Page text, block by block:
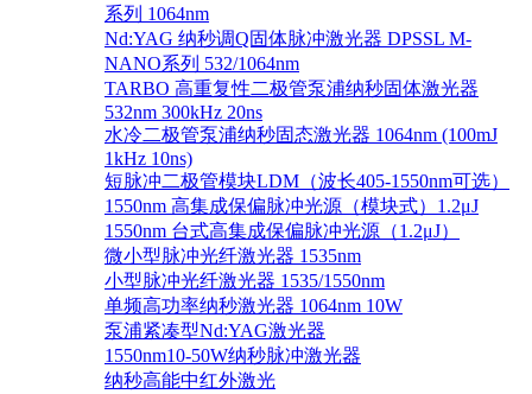
系列 1064nm
Nd:YAG 纳秒调Q固体脉冲激光器 DPSSL M-
NANO系列 532/1064nm
TARBO 高重复性二极管泵浦纳秒固体激光器
532nm 300kHz 20ns
水冷二极管泵浦纳秒固态激光器 1064nm (100mJ
1kHz 10ns)
短脉冲二极管模块LDM（波长405-1550nm可选）
1550nm 高集成保偏脉冲光源（模块式）1.2μJ
1550nm 台式高集成保偏脉冲光源（1.2μJ）
微小型脉冲光纤激光器 1535nm
小型脉冲光纤激光器 1535/1550nm
单频高功率纳秒激光器 1064nm 10W
泵浦紧凑型Nd:YAG激光器
1550nm10-50W纳秒脉冲激光器
纳秒高能中红外激光